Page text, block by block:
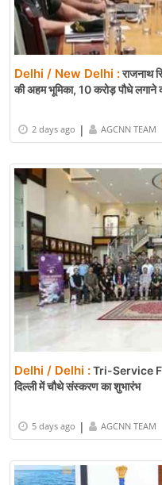
Delhi / New Delhi :राजनाथ
की अहम भूमिका, 10 करोड़ पौधे लगाने
2 days ago | AGCNN TEAM
Delhi / Delhi :Tri-Service
दिल्ली में चौथे संस्करण का शुभारंभ
5 days ago | AGCNN TEAM